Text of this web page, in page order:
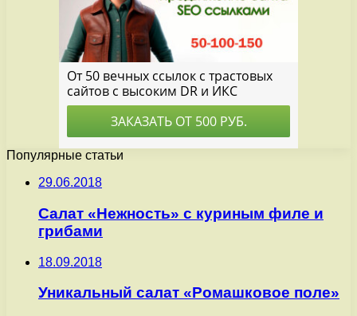
Популярные статьи
29.06.2018
Салат «Нежность» с куриным филе и
грибами
18.09.2018
Уникальный салат «Ромашковое поле»